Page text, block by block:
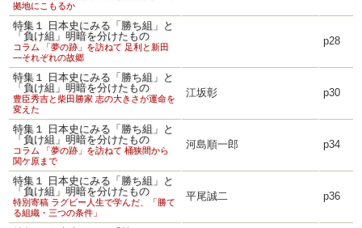
拠地にこもるか
特集１ 日本史にみる「勝ち組」と
「負け組」明暗を分けたもの
コラム 「夢の跡」を訪ねて 足利と新田
―それぞれの故郷
p28
特集１ 日本史にみる「勝ち組」と
「負け組」明暗を分けたもの
豊臣秀吉と柴田勝家 志の大きさが運命を
変えた
江坂彰 p30
特集１ 日本史にみる「勝ち組」と
「負け組」明暗を分けたもの
コラム 「夢の跡」を訪ねて 桶狭間から
関ケ原まで
河島順一郎 p34
特集１ 日本史にみる「勝ち組」と
「負け組」明暗を分けたもの
特別寄稿 ラグビー人生で学んだ、「勝て
る組織・三つの条件」
平尾誠二 p36